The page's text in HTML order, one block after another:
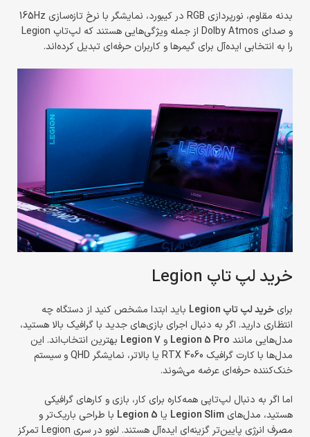
بدنه مقاوم، نورپردازی RGB در کیبورد، نمایشگر با نرخ تازه‌سازی 165Hz
و صدای Dolby Atmos از جمله ویژگی‌هایی هستند که لپ‌تاپ Legion
را به انتخابی ایده‌آل برای گیمرها و کاربران حرفه‌ای تبدیل کرده‌اند.
خرید لپ تاپ Legion
برای خرید لپ تاپ Legion
باید ابتدا مشخص کنید از دستگاه چه
انتظاری دارید. اگر به دنبال اجرای بازی‌های جدید با گرافیک بالا هستید،
مدل‌هایی مانند Legion 5 Pro و Legion 7 بهترین انتخاب‌اند. این
مدل‌ها با کارت گرافیک RTX 4060 یا بالاتر، نمایشگر QHD و سیستم
خنک‌کننده حرفه‌ای عرضه می‌شوند.
اما اگر به دنبال لپ‌تاپی همه‌کاره برای کار، بازی و کارهای گرافیکی
هستید، مدل‌های Legion Slim یا Legion 5 با طراحی باریک‌تر و
مصرف انرژی پایین‌تر گزینه‌ای ایده‌آل هستند. لنوو در سری Legion تمرکز